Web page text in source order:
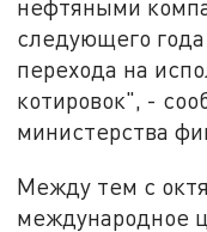
нефтяными
следующего
перехода на
котировок", -
министерства
Между тем с
международное